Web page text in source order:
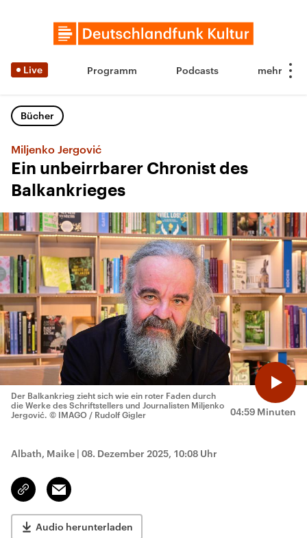
Live Programm Podcasts
Bücher
Miljenko Jergović
Ein unbeirrbarer Chronist des
Balkankrieges
04:59 Minuten
Der Balkankrieg zieht sich wie ein roter Faden durch
die Werke des Schriftstellers und Journalisten Miljenko
Jergović. © IMAGO / Rudolf Gigler
Albath, Maike | 08. Dezember 2025, 10:08 Uhr
Link
kopieren/teilen
Email
Audio herunterladen